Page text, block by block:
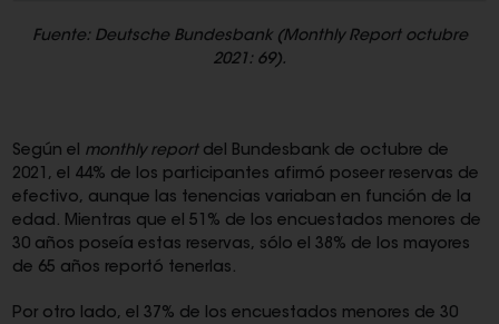
Fuente: Deutsche Bundesbank (Monthly Report octubre
2021: 69).
Según el monthly reportdel Bundesbank de octubre de
2021, el 44% de los participantes afirmó poseer reservas de
efectivo, aunque las tenencias variaban en función de la
edad. Mientras que el 51% de los encuestados menores de
30 años poseía estas reservas, sólo el 38% de los mayores
de 65 años reportó tenerlas.
Por otro lado, el 37% de los encuestados menores de 30